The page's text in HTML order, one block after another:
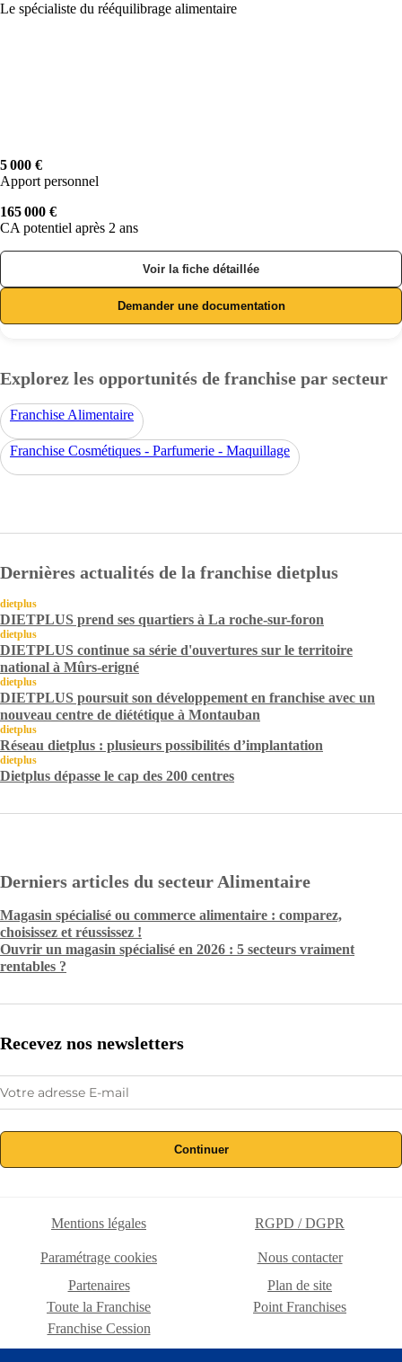
Le spécialiste du rééquilibrage alimentaire
5 000 €
Apport personnel
165 000 €
CA potentiel après 2 ans
Voir la fiche détaillée
Demander une documentation
Explorez les opportunités de franchise par secteur
Franchise Alimentaire
Franchise Cosmétiques - Parfumerie - Maquillage
Dernières actualités de la franchise dietplus
dietplus
DIETPLUS prend ses quartiers à La roche-sur-foron
dietplus
DIETPLUS continue sa série d'ouvertures sur le territoire
national à Mûrs-erigné
dietplus
DIETPLUS poursuit son développement en franchise avec un
nouveau centre de diététique à Montauban
dietplus
Réseau dietplus : plusieurs possibilités d’implantation
dietplus
Dietplus dépasse le cap des 200 centres
Derniers articles du secteur Alimentaire
Magasin spécialisé ou commerce alimentaire : comparez,
choisissez et réussissez !
Ouvrir un magasin spécialisé en 2026 : 5 secteurs vraiment
rentables ?
Recevez nos newsletters
Continuer
Mentions légales RGPD / DGPR
Paramétrage cookies
Nous contacter
Partenaires
Plan de site
Toute la Franchise
Point Franchises
Franchise Cession